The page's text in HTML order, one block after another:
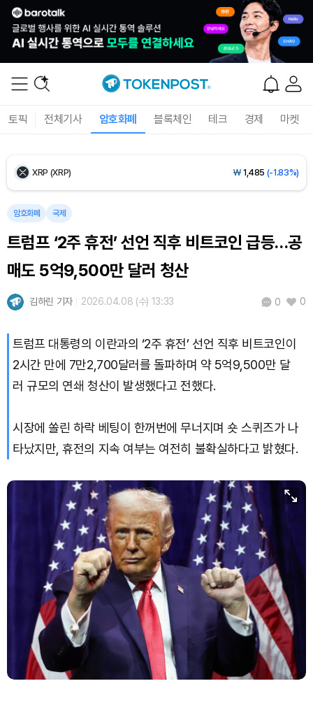
토픽 전체기사 암호화폐 블록체인 테크 경제 마켓
Ethereum (ETH) ₩2,716,462(+1.59%)
XRP (XRP) ₩ 1,485 (-1.83%)
Solana (SOL)
TRON (TRX) ₩ 465.5(-0.06%)
Hyperliquid (HYPE)
Bitcoin (BTC) ₩91,921,254(+0.14%)
암호화폐 국제
트럼프 ‘2주 휴전’ 선언 직후 비트코인 급등…공
매도 5억9,500만 달러 청산
김하린 기자 2026.04.08 (수) 13:33 0 0
트럼프 대통령의 이란과의 ‘2주 휴전’ 선언 직후 비트코인이
2시간 만에 7만2,700달러를 돌파하며 약 5억9,500만 달
러 규모의 연쇄 청산이 발생했다고 전했다.
시장에 쏠린 하락 베팅이 한꺼번에 무너지며 숏 스퀴즈가 나
타났지만, 휴전의 지속 여부는 여전히 불확실하다고 밝혔다.